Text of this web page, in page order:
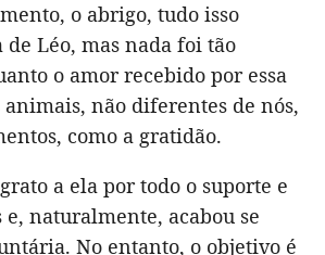
o abrigo, tudo isso
Léo, mas nada foi tão
o amor recebido por essa
não diferentes de nós,
como a gratidão.
a ela por todo o suporte e
e, naturalmente, acabou se
No entanto, o objetivo é